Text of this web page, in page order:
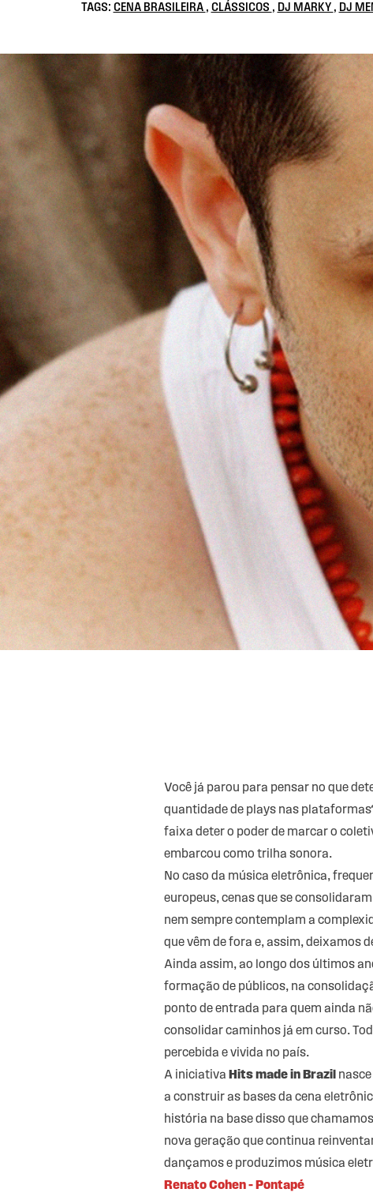
TAGS: CENA BRASILEIRA , CLÁSSICOS , DJ MARKY , DJ
Você já parou para pensar no que
quantidade de plays nas
faixa deter o poder de marcar o
embarcou como trilha sonora.
No caso da música eletrônica,
europeus, cenas que se
nem sempre contemplam a
que vêm de fora e, assim, deixamos
Ainda assim, ao longo dos últimos
formação de públicos, na
ponto de entrada para quem ainda
consolidar caminhos já em curso.
percebida e vivida no país.
A iniciativa Hits made in Brazil
a construir as bases da cena
história na base disso que
nova geração que continua
dançamos e produzimos música
Renato Cohen – Pontapé